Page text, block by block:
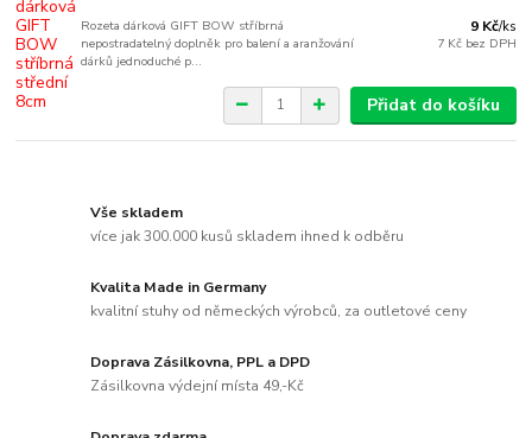
Rozeta dárková GIFT BOW stříbrná
nepostradatelný doplněk pro balení a aranžování
dárků jednoduché p...
9 Kč/ks
7 Kč bez DPH
Přidat do košíku
Vše skladem
více jak 300.000 kusů skladem ihned k odběru
Kvalita Made in Germany
kvalitní stuhy od německých výrobců, za outletové ceny
Doprava Zásilkovna, PPL a DPD
Zásilkovna výdejní místa 49,-Kč